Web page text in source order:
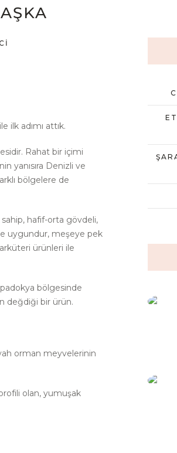
ilk adımı attık.
Rahat bir içimi
yanısıra Denizli ve
bölgelere de
sahip, hafif-orta gövdeli,
uygundur, meşeye pek
ürünleri ile
bölgesinde
değdiği bir ürün.
orman meyvelerinin
olan, yumuşak